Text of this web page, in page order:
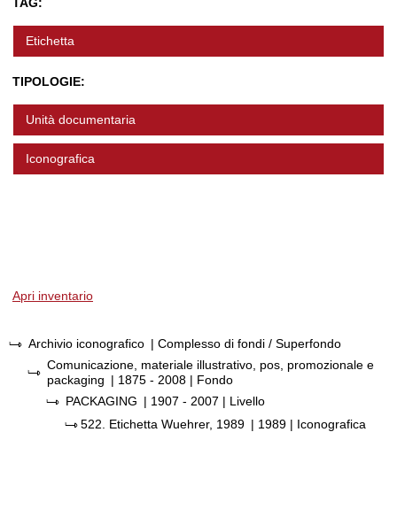
Etichetta
TIPOLOGIE:
Unità documentaria
Iconografica
Apri inventario
Archivio iconografico | Complesso di fondi / Superfondo
Comunicazione, materiale illustrativo, pos, promozionale e
packaging | 1875 - 2008 | Fondo
PACKAGING | 1907 - 2007 | Livello
522. Etichetta Wuehrer, 1989 | 1989 | Iconografica